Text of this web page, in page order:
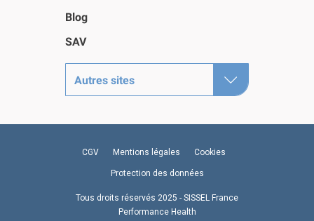
Blog
SAV
Autres sites
CGV Mentions légales Cookies
Protection des données
Tous droits réservés 2025 - SISSEL France
Performance Health